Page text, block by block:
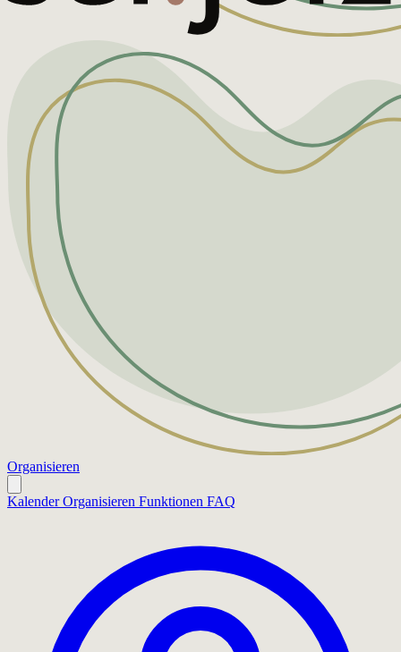
Organisieren
Kalender Organisieren Funktionen FAQ